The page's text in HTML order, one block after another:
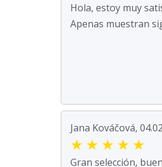
Hola, estoy muy
Apenas muestran
Jana Kováčová,
★ ★ ★ ★ ★
Gran selección,